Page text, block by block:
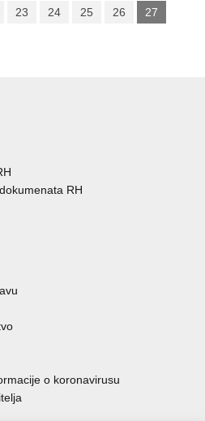
23 24 25 26
27
RH
o koronavirusu